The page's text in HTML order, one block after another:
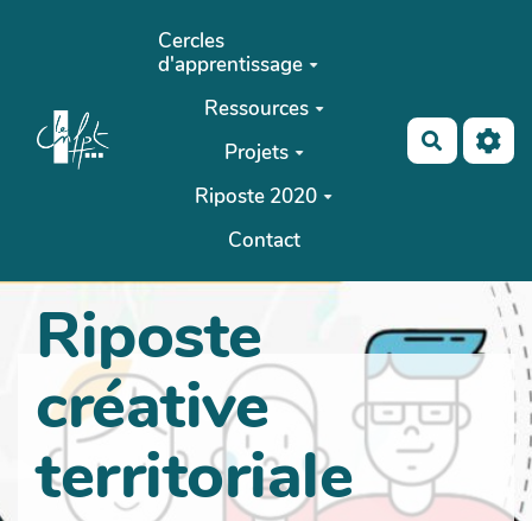
Aller au contenu principal
Cercles
d'apprentissage
Ressources
Projets
Riposte 2020
Contact
Riposte
créative
territoriale